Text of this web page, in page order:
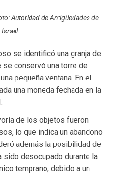
Autoridad de Antigüedades de
Israel.
se identificó una granja de
se conservó una torre de
pequeña ventana. En el
una moneda fechada en la
de los objetos fueron
lo que indica un abandono
además la posibilidad de
sido desocupado durante la
temprano, debido a un